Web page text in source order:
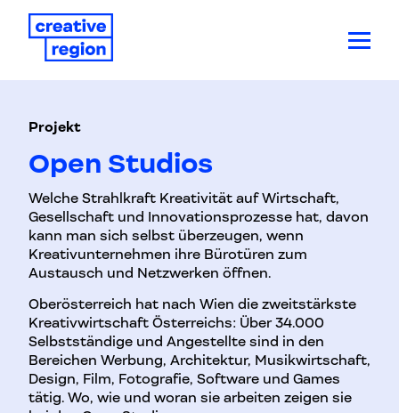
Projekt
Open Studios
Welche Strahlkraft Kreativität auf Wirtschaft,
Gesellschaft und Innovationsprozesse hat, davon
kann man sich selbst überzeugen, wenn
Kreativunternehmen ihre Bürotüren zum
Austausch und Netzwerken öffnen.
Oberösterreich hat nach Wien die zweitstärkste
Kreativwirtschaft Österreichs: Über 34.000
Selbstständige und Angestellte sind in den
Bereichen Werbung, Architektur, Musikwirtschaft,
Design, Film, Fotografie, Software und Games
tätig. Wo, wie und woran sie arbeiten zeigen sie